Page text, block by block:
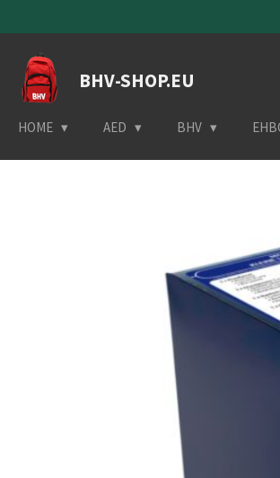
direct
naar
hoofdinhoud
BHV-SHOP.EU
HOME AED BHV